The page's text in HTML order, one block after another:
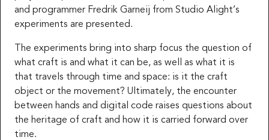
and programmer Fredrik Garneij from Studio Alight’s
experiments are presented.
The experiments bring into sharp focus the question of
what craft is and what it can be, as well as what it is
that travels through time and space: is it the craft
object or the movement? Ultimately, the encounter
between hands and digital code raises questions about
the heritage of craft and how it is carried forward over
time.